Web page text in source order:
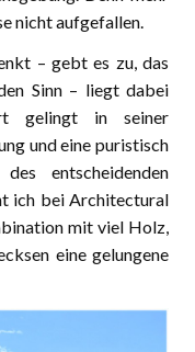
nicht aufgefallen.
– gebt es zu, das
Sinn – liegt dabei
gelingt in seiner
und eine puristisch
entscheidenden
ich bei Architectural
mit viel Holz,
eine gelungene